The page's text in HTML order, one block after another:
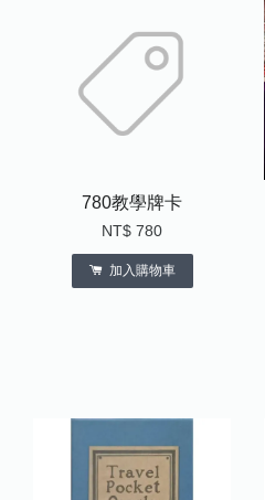
780教學牌卡
NT$ 780
加入購物車